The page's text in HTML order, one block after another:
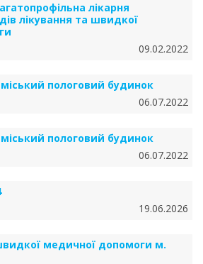
лікарня
лікування та швидкої
09.02.2022
пологовий будинок
06.07.2022
пологовий будинок
06.07.2022
19.06.2026
медичної допомоги м.